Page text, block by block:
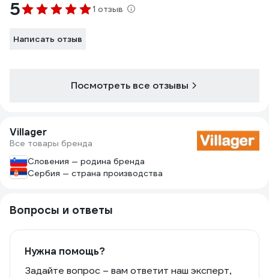
5 1 отзыв
Написать отзыв
Посмотреть все отзывы
Villager
Все товары бренда
Словения — родина бренда
Сербия — страна производства
Вопросы и ответы
Нужна помощь?
Задайте вопрос – вам ответит наш эксперт,